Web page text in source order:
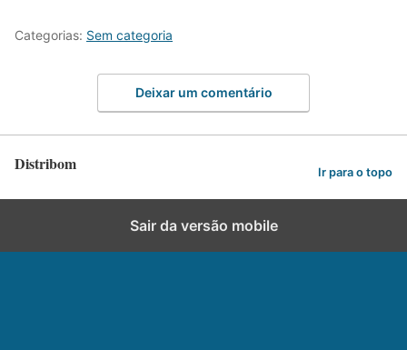
Categorias: Sem categoria
Deixar um comentário
Distribom Ir para o topo
Sair da versão mobile